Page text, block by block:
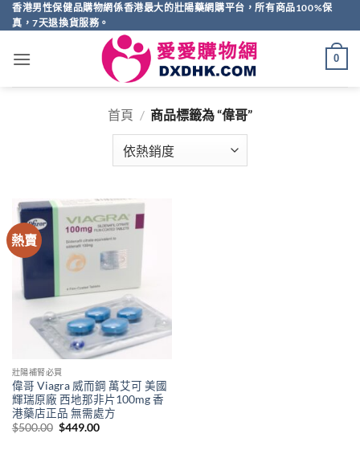
Skip
to
香港男性保健品購物網係香港最大的壯陽藥網購平台，所有商品100%保
真，7天退換貨服務。
0
首頁 / 商品標籤為 “偉哥”
熱賣
壯陽補腎必買
偉哥 Viagra 威而鋼 萬艾可 美國
輝瑞原廠 西地那非片100mg 香
港藥店正品 無需處方
$500.00 Original
$449.00Current